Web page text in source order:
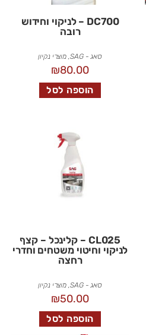
DC700 – לניקוי וחידוש
רובה
סאג - SAG מוצרי נקיון
₪80.00
הוספה לסל
CL025 – קלינכל – קצף
לניקוי וחיטוי משטחים וחדרי
רחצה
סאג - SAG , מוצרי נקיון
₪50.00
הוספה לסל